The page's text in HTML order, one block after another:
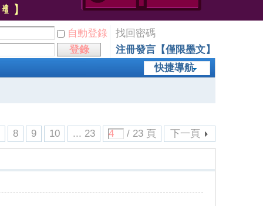
自動登錄
找回密碼
登錄
注冊發言【僅限墨文】
快捷導航
8 9 10 ... 23 / 23 頁 下一頁